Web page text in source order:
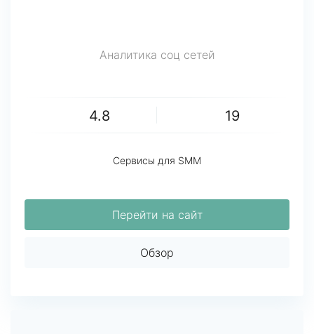
Аналитика соц сетей
4.8 19
Сервисы для SMM
Перейти на сайт
Обзор